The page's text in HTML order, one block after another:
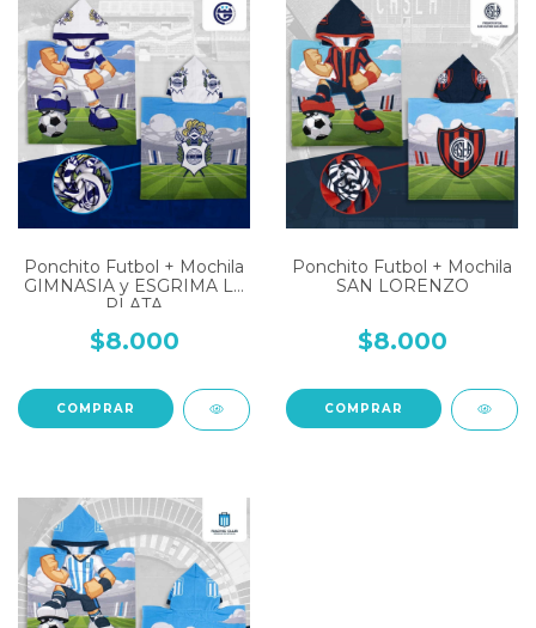
Ponchito Futbol + Mochila
GIMNASIA y ESGRIMA LA
PLATA
$8.000
COMPRAR
Ponchito Futbol + Mochila
SAN LORENZO
$8.000
COMPRAR